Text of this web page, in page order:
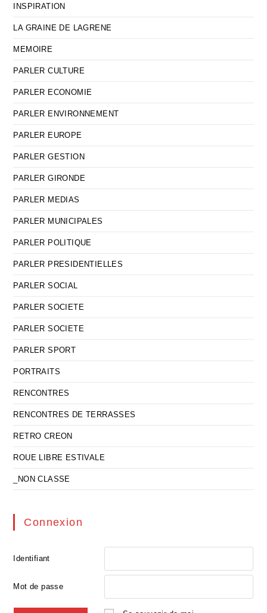
INSPIRATION
LA GRAINE DE LAGRENE
MEMOIRE
PARLER CULTURE
PARLER ECONOMIE
PARLER ENVIRONNEMENT
PARLER EUROPE
PARLER GESTION
PARLER GIRONDE
PARLER MEDIAS
PARLER MUNICIPALES
PARLER POLITIQUE
PARLER PRESIDENTIELLES
PARLER SOCIAL
PARLER SOCIETE
PARLER SOCIETE
PARLER SPORT
PORTRAITS
RENCONTRES
RENCONTRES DE TERRASSES
RETRO CREON
ROUE LIBRE ESTIVALE
_NON CLASSE
Connexion
Identifiant
Mot de passe